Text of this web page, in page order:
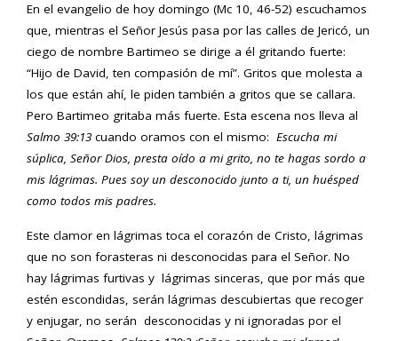
En el evangelio de hoy domingo (Mc 10, 46-52) escuchamos
que, mientras el Señor Jesús pasa por las calles de Jericó, un
ciego de nombre Bartimeo se dirige a él gritando fuerte:
“Hijo de David, ten compasión de mí”. Gritos que molesta a
los que están ahí, le piden también a gritos que se callara.
Pero Bartimeo gritaba más fuerte. Esta escena nos lleva al
Salmo 39:13 cuando oramos con el mismo: Escucha mi
súplica, Señor Dios, presta oído a mi grito, no te hagas sordo a
mis lágrimas. Pues soy un desconocido junto a ti, un huésped
como todos mis padres.
Este clamor en lágrimas toca el corazón de Cristo, lágrimas
que no son forasteras ni desconocidas para el Señor. No
hay lágrimas furtivas y lágrimas sinceras, que por más que
estén escondidas, serán lágrimas descubiertas que recoger
y enjugar, no serán desconocidas y ni ignoradas por el